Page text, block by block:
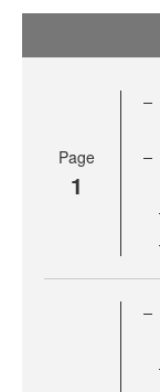
Page
1